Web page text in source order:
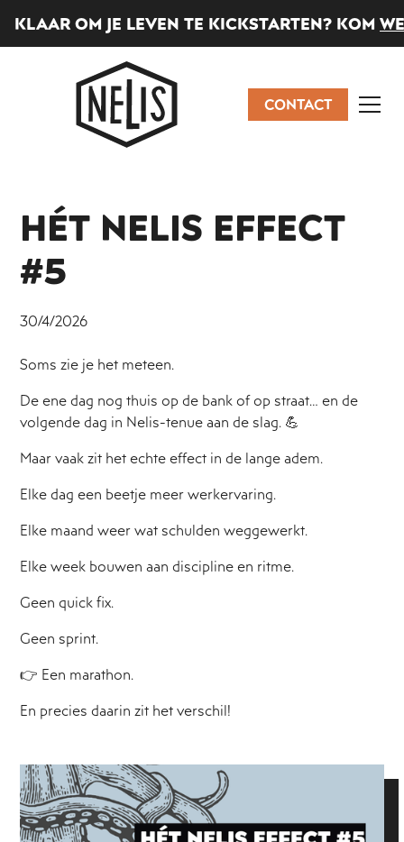
KLAAR OM JE LEVEN TE KICKSTARTEN? KOM
CONTACT
HÉT NELIS EFFECT
#5
30/4/2026
Soms zie je het meteen.
De ene dag nog thuis op de bank of op straat… en de
volgende dag in Nelis-tenue aan de slag. 💪
Maar vaak zit het echte effect in de lange adem.
Elke dag een beetje meer werkervaring.
Elke maand weer wat schulden weggewerkt.
Elke week bouwen aan discipline en ritme.
Geen quick fix.
Geen sprint.
👉 Een marathon.
En precies daarin zit het verschil!